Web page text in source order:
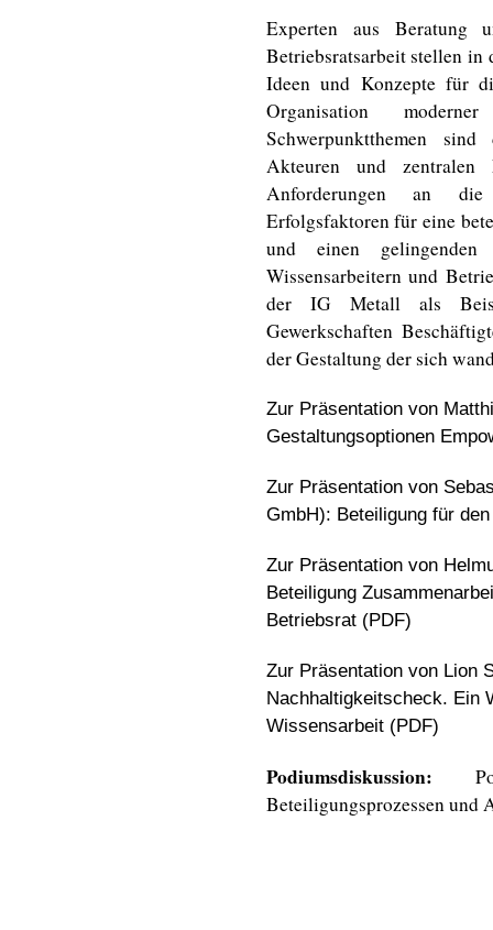
Experten aus Beratung
Betriebsratsarbeit stellen in
Ideen und Konzepte für
Organisation
Schwerpunktthemen
Akteuren und zentralen
Anforderungen an
Erfolgsfaktoren für eine
und einen gelingenden
Wissensarbeitern und
der IG Metall als
Gewerkschaften
der Gestaltung der sich
Zur Präsentation von
Gestaltungsoptionen
Zur Präsentation von
GmbH): Beteiligung für
Zur Präsentation von
Beteiligung
Betriebsrat (PDF)
Zur Präsentation von Lion
Nachhaltigkeitscheck. Ein
Wissensarbeit (PDF)
Podiumsdiskussion:
Beteiligungsprozessen und